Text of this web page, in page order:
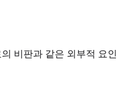
비판과 같은 외부적 요인